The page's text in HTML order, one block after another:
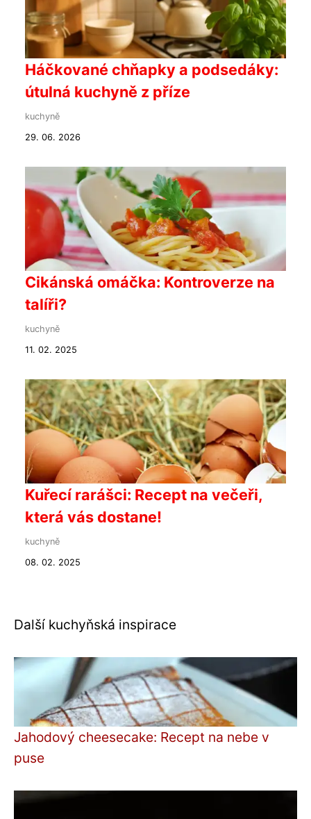
Háčkované chňapky a podsedáky:
útulná kuchyně z příze
kuchyně
29. 06. 2026
Cikánská omáčka: Kontroverze na
talíři?
kuchyně
11. 02. 2025
Kuřecí rarášci: Recept na večeři,
která vás dostane!
kuchyně
08. 02. 2025
Další kuchyňská inspirace
Jahodový cheesecake: Recept na nebe v
puse